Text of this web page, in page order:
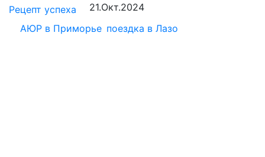
Рецепт успеха
21.Окт.2024
АЮР в Приморье поездка в Лазо